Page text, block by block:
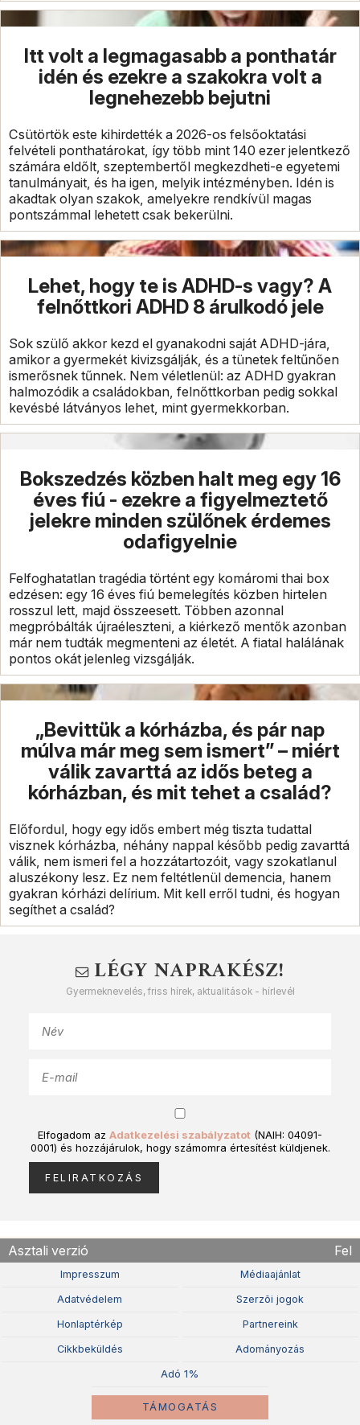
Itt volt a legmagasabb a ponthatár
idén és ezekre a szakokra volt a
legnehezebb bejutni
Csütörtök este kihirdették a 2026-os felsőoktatási
felvételi ponthatárokat, így több mint 140 ezer jelentkező
számára eldőlt, szeptembertől megkezdheti-e egyetemi
tanulmányait, és ha igen, melyik intézményben. Idén is
akadtak olyan szakok, amelyekre rendkívül magas
pontszámmal lehetett csak bekerülni.
Lehet, hogy te is ADHD-s vagy? A
felnőttkori ADHD 8 árulkodó jele
Sok szülő akkor kezd el gyanakodni saját ADHD-jára,
amikor a gyermekét kivizsgálják, és a tünetek feltűnően
ismerősnek tűnnek. Nem véletlenül: az ADHD gyakran
halmozódik a családokban, felnőttkorban pedig sokkal
kevésbé látványos lehet, mint gyermekkorban.
Bokszedzés közben halt meg egy 16
éves fiú - ezekre a figyelmeztető
jelekre minden szülőnek érdemes
odafigyelnie
Felfoghatatlan tragédia történt egy komáromi thai box
edzésen: egy 16 éves fiú bemelegítés közben hirtelen
rosszul lett, majd összeesett. Többen azonnal
megpróbálták újraéleszteni, a kiérkező mentők azonban
már nem tudták megmenteni az életét. A fiatal halálának
pontos okát jelenleg vizsgálják.
„Bevittük a kórházba, és pár nap
múlva már meg sem ismert” – miért
válik zavarttá az idős beteg a
kórházban, és mit tehet a család?
Előfordul, hogy egy idős embert még tiszta tudattal
visznek kórházba, néhány nappal később pedig zavarttá
válik, nem ismeri fel a hozzátartozóit, vagy szokatlanul
aluszékony lesz. Ez nem feltétlenül demencia, hanem
gyakran kórházi delírium. Mit kell erről tudni, és hogyan
segíthet a család?
LÉGY NAPRAKÉSZ!
Gyermeknevelés, friss hírek, aktualitások - hírlevél
Elfogadom az Adatkezelési szabályzatot (NAIH: 04091-
0001) és hozzájárulok, hogy számomra értesítést küldjenek.
Asztali verzió Fel
Impresszum Médiaajánlat
Adatvédelem Szerzõi jogok
Honlaptérkép Partnereink
Cikkbeküldés Adományozás
Adó 1%
TÁMOGATÁS